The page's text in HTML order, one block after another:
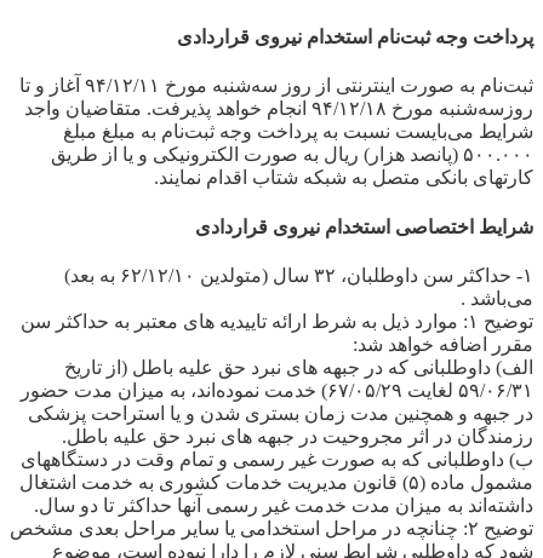
پرداخت وجه ثبت‌نام استخدام نیروی قراردادی
ثبت‌نام به صورت اینترنتی از روز سه‌شنبه مورخ ۹۴/۱۲/۱۱ آغاز و تا
روزسه‌شنبه مورخ ۹۴/۱۲/۱۸ انجام خواهد پذیرفت. متقاضیان واجد
شرایط می‌بایست نسبت به پرداخت وجه ثبت‌نام به مبلغ مبلغ
۵۰۰.۰۰۰ (پانصد هزار) ریال به صورت الکترونیکی و یا از طریق
کارتهای بانکی متصل به شبکه شتاب اقدام نمایند.
شرایط اختصاصی استخدام نیروی قراردادی
۱- حداکثر سن داوطلبان، ۳۲ سال (متولدین ۶۲/۱۲/۱۰ به بعد)
می‌باشد .
توضیح ۱: موارد ذیل به شرط ارائه تاییدیه های معتبر به حداکثر سن
مقرر اضافه خواهد شد:
الف) داوطلبانی که در جبهه های نبرد حق علیه باطل (از تاریخ
۵۹/۰۶/۳۱ لغایت ۶۷/۰۵/۲۹) خدمت نموده‌اند، به میزان مدت حضور
در جبهه و همچنین مدت زمان بستری شدن و یا استراحت پزشکی
رزمندگان در اثر مجروحیت در جبهه های نبرد حق علیه باطل.
ب) داوطلبانی که به صورت غیر رسمی و تمام وقت در دستگاههای
مشمول ماده (۵) قانون مدیریت خدمات کشوری به خدمت اشتغال
داشته‌اند به میزان مدت خدمت غیر رسمی آنها حداکثر تا دو سال.
توضیح ۲: چنانچه در مراحل استخدامی یا سایر مراحل بعدی مشخص
شود که داوطلبی شرایط سنی لازم را دارا نبوده است، موضوع